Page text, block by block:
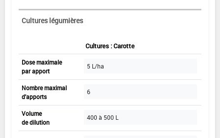
Cultures légumières
Cultures : Carotte
Dose maximale
par apport
5 L/ha
Nombre maximal
d'apports
6
Volume
de dilution
400 à 500 L